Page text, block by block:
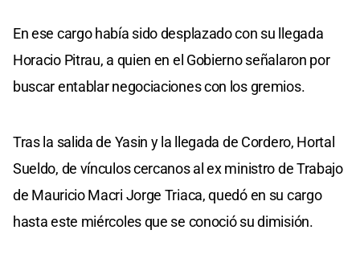
En ese cargo había sido desplazado con su llegada
Horacio Pitrau, a quien en el Gobierno señalaron por
buscar entablar negociaciones con los gremios.
Tras la salida de Yasin y la llegada de Cordero, Hortal
Sueldo, de vínculos cercanos al ex ministro de Trabajo
de Mauricio Macri Jorge Triaca, quedó en su cargo
hasta este miércoles que se conoció su dimisión.